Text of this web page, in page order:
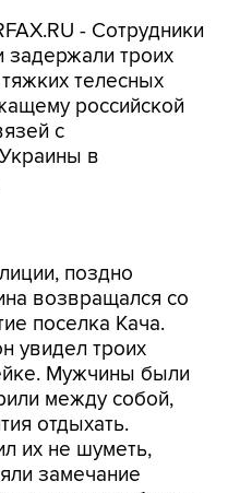
- Сотрудники
задержали троих
телесных
российской
с
в
поселка Кача.
увидел троих
Мужчины были
между собой,
отдыхать.
их не шуметь,
замечание
и начали избивать.
по голове.